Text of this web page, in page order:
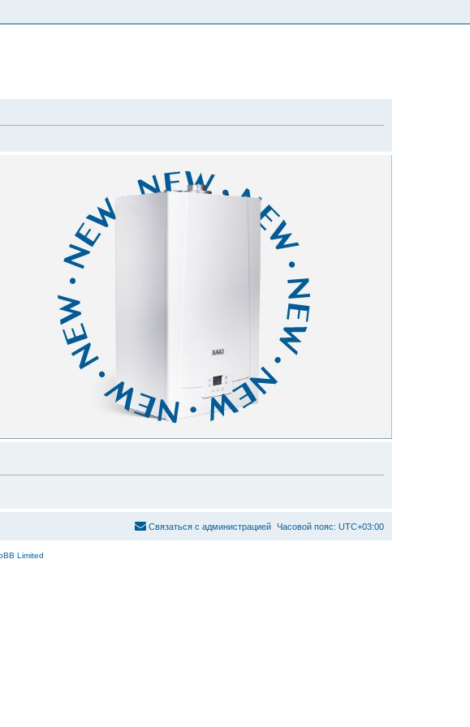
Часовой пояс: UTC+03:00
Связаться с администрацией
Limited